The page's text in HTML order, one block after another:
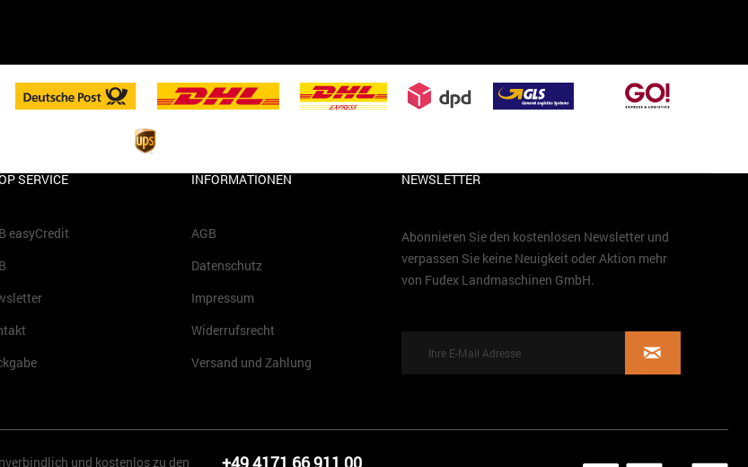
SERVICE
easyCredit
INFORMATIONEN
AGB
Datenschutz
Impressum
Widerrufsrecht
Versand und Zahlung
NEWSLETTER
Abonnieren Sie den kostenlosen Newsletter und
verpassen Sie keine Neuigkeit oder Aktion mehr
von Fudex Landmaschinen GmbH.
und kostenlos zu den +49 4171 66 911 00